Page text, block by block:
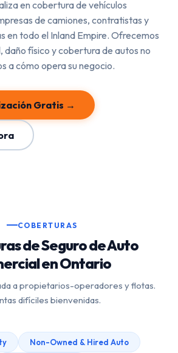
en cobertura de vehículos
de camiones, contratistas y
en todo el Inland Empire. Ofrecemos
daño físico y cobertura de autos no
a cómo opera su negocio.
Gratis →
COBERTURAS
de Seguro de Auto
en Ontario
a propietarios-operadores y flotas.
difíciles bienvenidas.
Non-Owned & Hired Auto